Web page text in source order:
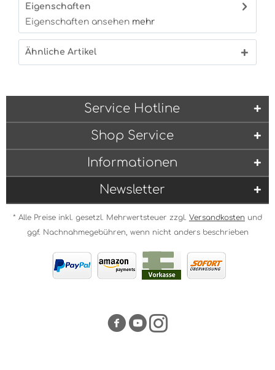
Eigenschaften
Eigenschaften ansehen mehr
Ähnliche Artikel
Service Hotline
Shop Service
Informationen
Newsletter
* Alle Preise inkl. gesetzl. Mehrwertsteuer zzgl. Versandkosten und
ggf. Nachnahmegebühren, wenn nicht anders beschrieben